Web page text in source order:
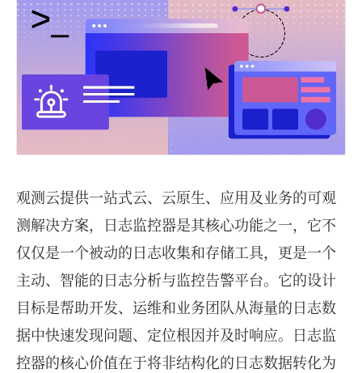
观测云提供一站式云、云原生、应用及业务的可观
测解决方案，日志监控器是其核心功能之一，它不
仅仅是一个被动的日志收集和存储工具，更是一个
主动、智能的日志分析与监控告警平台。它的设计
目标是帮助开发、运维和业务团队从海量的日志数
据中快速发现问题、定位根因并及时响应。日志监
控器的核心价值在于将非结构化的日志数据转化为